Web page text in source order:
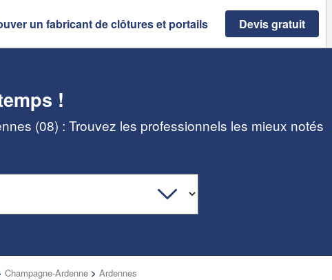
un fabricant de clôtures et portails Devis gratuit
!
(08) : Trouvez les professionnels les mieux notés
Champagne-Ardenne > Ardennes